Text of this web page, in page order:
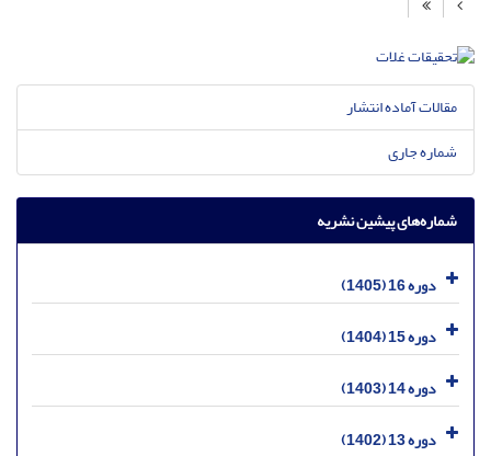
مقالات آماده انتشار
شماره جاری
شماره‌های پیشین نشریه
دوره 16 (1405)
دوره 15 (1404)
دوره 14 (1403)
دوره 13 (1402)